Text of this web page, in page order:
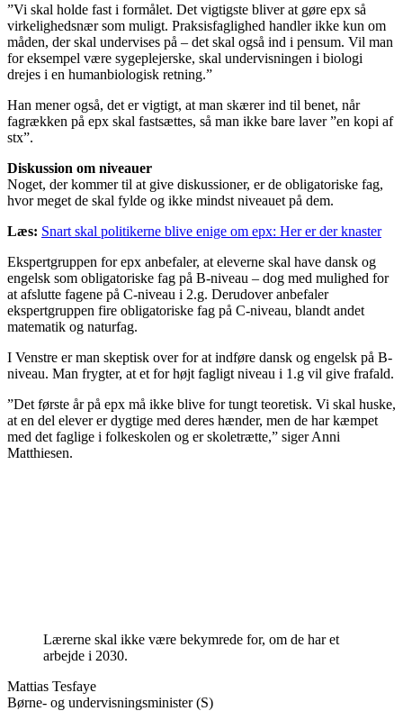
”Vi skal holde fast i formålet. Det vigtigste bliver at gøre epx så
virkelighedsnær som muligt. Praksisfaglighed handler ikke kun om
måden, der skal undervises på – det skal også ind i pensum. Vil man
for eksempel være sygeplejerske, skal undervisningen i biologi
drejes i en humanbiologisk retning.”
Han mener også, det er vigtigt, at man skærer ind til benet, når
fagrækken på epx skal fastsættes, så man ikke bare laver ”en kopi af
stx”.
Diskussion om niveauer
Noget, der kommer til at give diskussioner, er de obligatoriske fag,
hvor meget de skal fylde og ikke mindst niveauet på dem.
Læs: Snart skal politikerne blive enige om epx: Her er der knaster
Ekspertgruppen for epx anbefaler, at eleverne skal have dansk og
engelsk som obligatoriske fag på B-niveau – dog med mulighed for
at afslutte fagene på C-niveau i 2.g. Derudover anbefaler
ekspertgruppen fire obligatoriske fag på C-niveau, blandt andet
matematik og naturfag.
I Venstre er man skeptisk over for at indføre dansk og engelsk på B-
niveau. Man frygter, at et for højt fagligt niveau i 1.g vil give frafald.
”Det første år på epx må ikke blive for tungt teoretisk. Vi skal huske,
at en del elever er dygtige med deres hænder, men de har kæmpet
med det faglige i folkeskolen og er skoletrætte,” siger Anni
Matthiesen.
Lærerne skal ikke være bekymrede for, om de har et
arbejde i 2030.
Mattias Tesfaye
Børne- og undervisningsminister (S)